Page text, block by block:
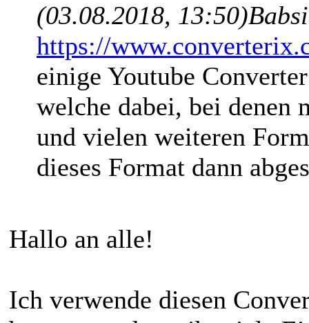
(03.08.2018, 13:50)
https://
einige Youtube
welche dabei, bei denen
und vielen weiteren
dieses Format dann
Hallo an alle!
Ich verwende diesen